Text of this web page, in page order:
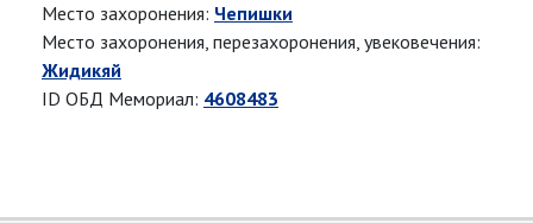
Место захоронения: Чепишки
Место захоронения, перезахоронения, увековечения:
Жидикяй
ID ОБД Мемориал: 4608483